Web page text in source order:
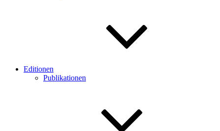
Editionen
Publikationen